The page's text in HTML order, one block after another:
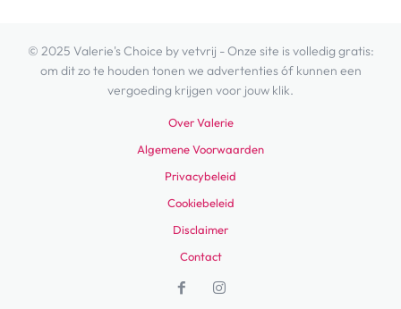
© 2025 Valerie's Choice by vetvrij - Onze site is volledig gratis:
om dit zo te houden tonen we advertenties óf kunnen een
vergoeding krijgen voor jouw klik.
Over Valerie
Algemene Voorwaarden
Privacybeleid
Cookiebeleid
Disclaimer
Contact